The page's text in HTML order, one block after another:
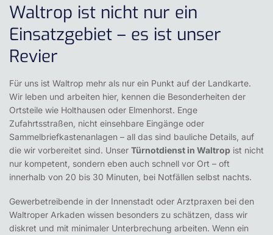
Waltrop ist nicht nur ein
Einsatzgebiet – es ist unser
Revier
Für uns ist Waltrop mehr als nur ein Punkt auf der Landkarte.
Wir leben und arbeiten hier, kennen die Besonderheiten der
Ortsteile wie Holthausen oder Elmenhorst. Enge
Zufahrtsstraßen, nicht einsehbare Eingänge oder
Sammelbriefkastenanlagen – all das sind bauliche Details, auf
die wir vorbereitet sind. Unser Türnotdienst in Waltrop ist nicht
nur kompetent, sondern eben auch schnell vor Ort – oft
innerhalb von 20 bis 30 Minuten, bei Notfällen selbst nachts.
Gewerbetreibende in der Innenstadt oder Arztpraxen bei den
Waltroper Arkaden wissen besonders zu schätzen, dass wir
diskret und mit minimaler Unterbrechung arbeiten. Wenn ein